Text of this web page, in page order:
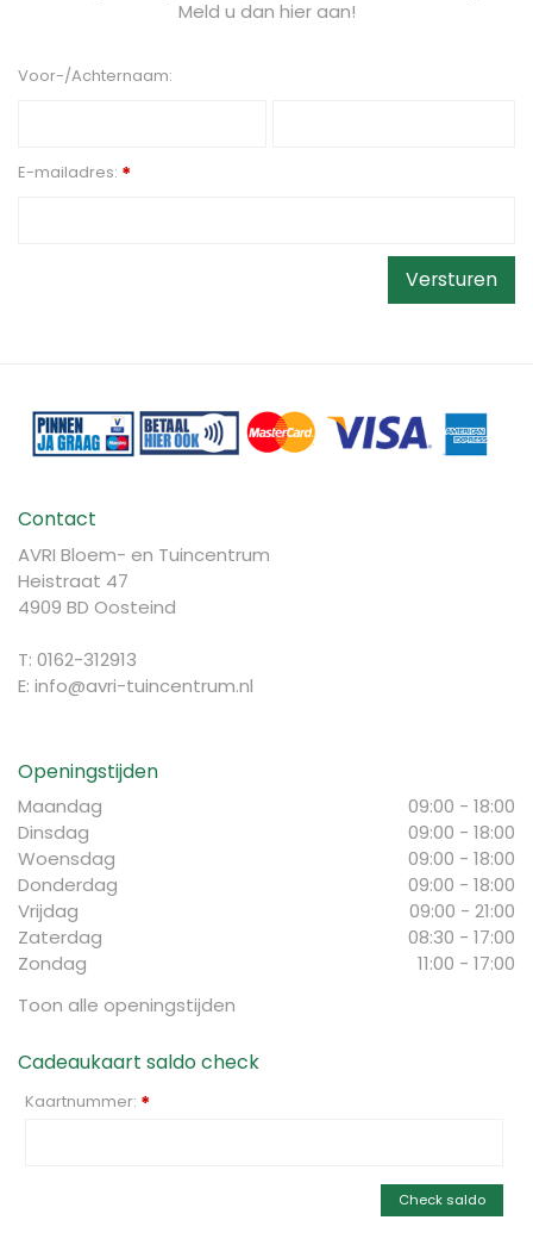
Meld u dan hier aan!
Voor-/Achternaam:
E-mailadres: *
Contact
AVRI Bloem- en Tuincentrum
Heistraat 47
4909 BD Oosteind
T: 0162-312913
E: info@avri-tuincentrum.nl
Openingstijden
Maandag
09:00 - 18:00
Dinsdag
09:00 - 18:00
Woensdag
09:00 - 18:00
Donderdag
09:00 - 18:00
Vrijdag
09:00 - 21:00
Zaterdag
08:30 - 17:00
Zondag
11:00 - 17:00
Toon alle openingstijden
Cadeaukaart saldo check
Kaartnummer: *
Check saldo